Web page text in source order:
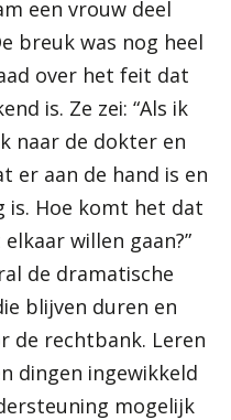
een vrouw deel
breuk was nog heel
over het feit dat
is. Ze zei: “Als ik
naar de dokter en
er aan de hand is en
is. Hoe komt het dat
willen gaan?”
de dramatische
blijven duren en
de rechtbank. Leren
dingen ingewikkeld
mogelijk